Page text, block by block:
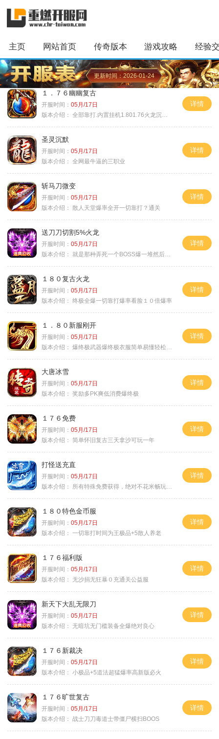
主页 网站首页 传奇版本 游戏攻略 经验
更新时间：2026-01-24
１．７６幽幽复古
开服时间： 05月/17日
版本介绍： 全部靠打.内置挂机1.801.76火龙沉默微变
详情
圣灵沉默
开服时间： 05月/17日
版本介绍： 全网最牛逼的三职业
详情
斩马刀微变
开服时间： 05月/17日
版本介绍： 散人天堂爆率全开一切靠打？通关
详情
送刀刀切割5%火龙
开服时间： 05月/17日
版本介绍： 就是那种弄死一个BOSS爆一堆然后就起飞
详情
１８０复古火龙
开服时间： 05月/17日
版本介绍： 终极全爆一切靠打爆率看脸１０倍爆率
详情
１．８０新服刚开
开服时间： 05月/17日
版本介绍： 爆终极武器爆终极衣服简单易懂轻松满级
详情
大唐冰雪
开服时间： 05月/17日
版本介绍： 奖励多PK爽低消费爆终极
详情
１７６免费
开服时间： 05月/17日
版本介绍： 简单怀旧复古三天拿沙可玩一年
详情
打怪送充直
开服时间： 05月/17日
版本介绍：
所有特殊免费获得，绝对不花米畅玩所有地图
详情
１８０特色金币服
开服时间： 05月/17日
版本介绍： 一切靠打时间为王极品+5散人养老
详情
１７６福利版
开服时间： 05月/17日
版本介绍： 无沙捐无狂暴０充通关公益服
详情
新天下大乱无限刀
开服时间： 05月/17日
版本介绍： 无暗坑无门槛装备全爆绝对良心
详情
１７６新裁决
开服时间： 05月/17日
版本介绍： 小极品+5道法超猛爆率高新版必火
详情
１７６旷世复古
开服时间： 05月/17日
版本介绍： 战士刀刀毒道士带僵尸横扫BOOS
详情